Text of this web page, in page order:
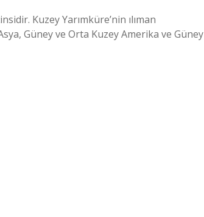
Kuzey Yarımküre’nin ılıman
Güney ve Orta Kuzey Amerika ve Güney